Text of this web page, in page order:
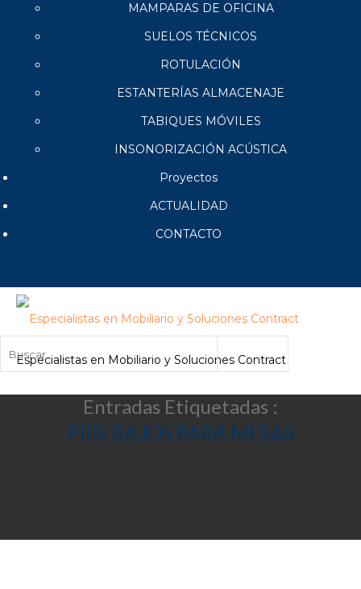
MAMPARAS DE OFICINA
SUELOS TÉCNICOS
ROTULACIÓN
ESTANTERÍAS ALMACENAJE
TABIQUES MÓVILES
INSONORIZACIÓN ACÚSTICA
Proyectos
ACTUALIDAD
CONTACTO
Especialistas en Mobiliario y Soluciones Contract
Entradas Etiquetadas :
PIES BAJOS PARA MESAS